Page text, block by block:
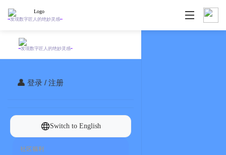
发现数字匠人的绝妙灵感
发现数字匠人的绝妙灵感
👤 登录 / 注册
Switch to English
社区福利